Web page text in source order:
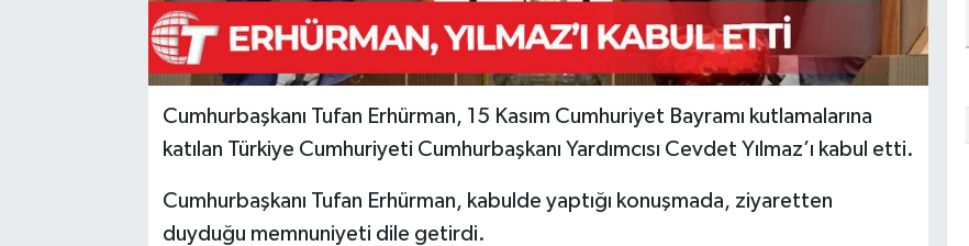
Cumhurbaşkanı Tufan Erhürman, 15 Kasım Cumhuriyet Bayramı kutlamalarına
katılan Türkiye Cumhuriyeti Cumhurbaşkanı Yardımcısı Cevdet Yılmaz’ı kabul etti.
Cumhurbaşkanı Tufan Erhürman, kabulde yaptığı konuşmada, ziyaretten
duyduğu memnuniyeti dile getirdi.